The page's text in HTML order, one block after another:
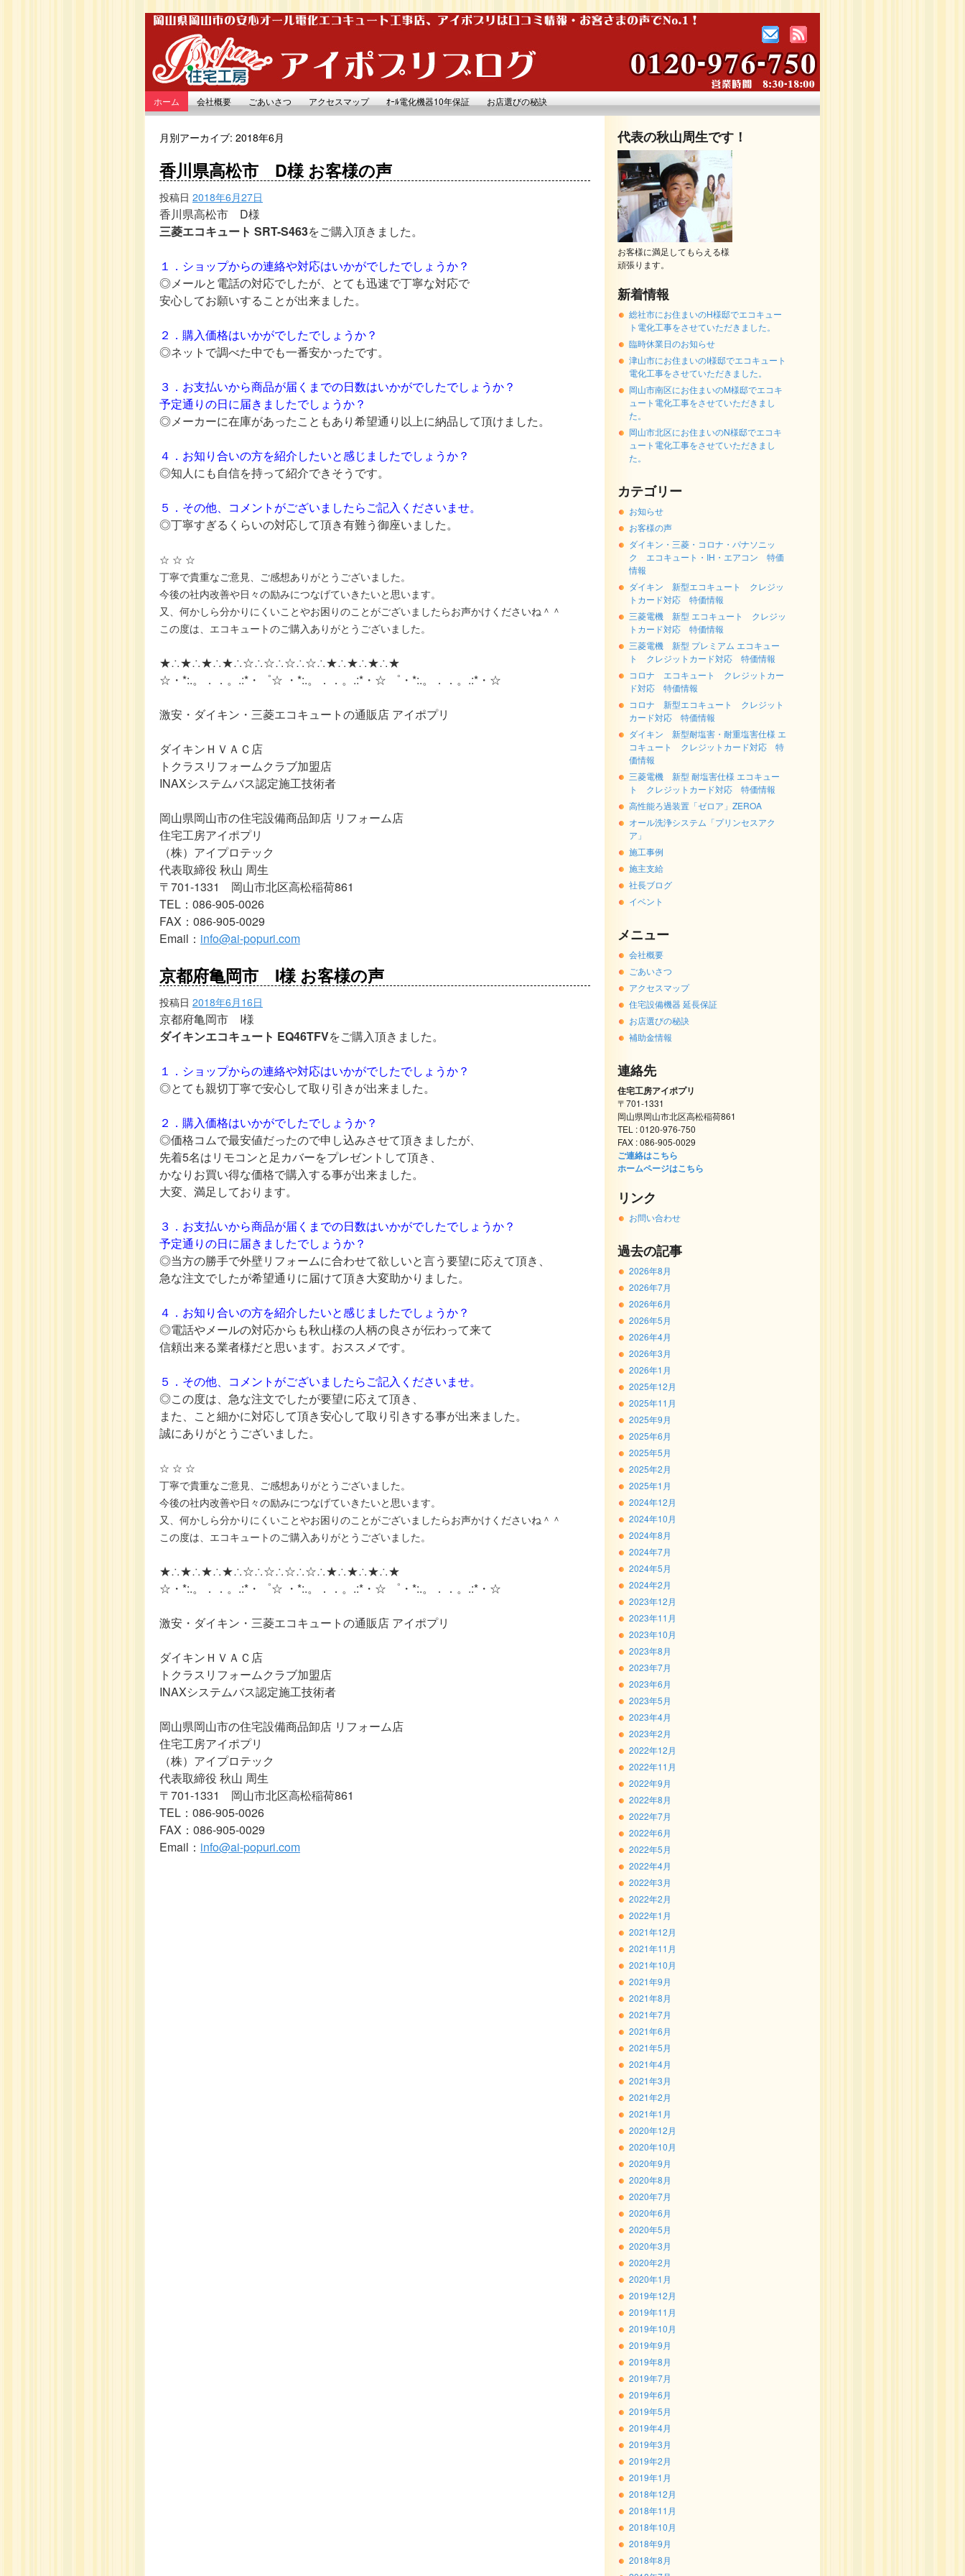
ホーム 会社概要 ごあいさつ アクセスマップ ｵｰﾙ電化機器10年保証 お店選びの秘訣
月別アーカイブ: 2018年6月
香川県高松市 D様 お客様の声
投稿日 2018年6月27日
香川県高松市 D様
三菱エコキュート SRT-S463をご購入頂きました。
１．ショップからの連絡や対応はいかがでしたでしょうか？
◎メールと電話の対応でしたが、とても迅速で丁寧な対応で
安心してお願いすることが出来ました。
２．購入価格はいかがでしたでしょうか？
◎ネットで調べた中でも一番安かったです。
３．お支払いから商品が届くまでの日数はいかがでしたでしょうか？
予定通りの日に届きましたでしょうか？
◎メーカーに在庫があったこともあり希望通り以上に納品して頂けました。
４．お知り合いの方を紹介したいと感じましたでしょうか？
◎知人にも自信を持って紹介できそうです。
５．その他、コメントがございましたらご記入くださいませ。
◎丁寧すぎるくらいの対応して頂き有難う御座いました。
☆ ☆ ☆
丁寧で貴重なご意見、ご感想ありがとうございました。
今後の社内改善や日々の励みにつなげていきたいと思います。
又、何かしら分かりにくいことやお困りのことがございましたらお声かけくださいね＾＾
この度は、エコキュートのご購入ありがとうございました。
★∴★∴★∴★∴☆∴☆∴☆∴☆∴★∴★∴★∴★
☆・*:.。．．。.:*・゜☆ ・*:.。．．。.:*・☆ ゜・*:.。．．。.:*・☆
激安・ダイキン・三菱エコキュートの通販店 アイポプリ
ダイキンＨＶＡＣ店
トクラスリフォームクラブ加盟店
INAXシステムバス認定施工技術者
岡山県岡山市の住宅設備商品卸店 リフォーム店
住宅工房アイポプリ
（株）アイプロテック
代表取締役 秋山 周生
〒701-1331 岡山市北区高松稲荷861
TEL：086-905-0026
FAX：086-905-0029
Email： info@ai-popuri.com
京都府亀岡市 I様 お客様の声
投稿日 2018年6月16日
京都府亀岡市 I様
ダイキンエコキュート EQ46TFVをご購入頂きました。
１．ショップからの連絡や対応はいかがでしたでしょうか？
◎とても親切丁寧で安心して取り引きが出来ました。
２．購入価格はいかがでしたでしょうか？
◎価格コムで最安値だったので申し込みさせて頂きましたが、
先着5名はリモコンと足カバーをプレゼントして頂き、
かなりお買い得な価格で購入する事が出来ました。
大変、満足しております。
３．お支払いから商品が届くまでの日数はいかがでしたでしょうか？
予定通りの日に届きましたでしょうか？
◎当方の勝手で外壁リフォームに合わせて欲しいと言う要望に応えて頂き、
急な注文でしたが希望通りに届けて頂き大変助かりました。
４．お知り合いの方を紹介したいと感じましたでしょうか？
◎電話やメールの対応からも秋山様の人柄の良さが伝わって来て
信頼出来る業者様だと思います。おススメです。
５．その他、コメントがございましたらご記入くださいませ。
◎この度は、急な注文でしたが要望に応えて頂き、
また、こと細かに対応して頂き安心して取り引きする事が出来ました。
誠にありがとうございました。
☆ ☆ ☆
丁寧で貴重なご意見、ご感想ありがとうございました。
今後の社内改善や日々の励みにつなげていきたいと思います。
又、何かしら分かりにくいことやお困りのことがございましたらお声かけくださいね＾＾
この度は、エコキュートのご購入ありがとうございました。
★∴★∴★∴★∴☆∴☆∴☆∴☆∴★∴★∴★∴★
☆・*:.。．．。.:*・゜☆ ・*:.。．．。.:*・☆ ゜・*:.。．．。.:*・☆
激安・ダイキン・三菱エコキュートの通販店 アイポプリ
ダイキンＨＶＡＣ店
トクラスリフォームクラブ加盟店
INAXシステムバス認定施工技術者
岡山県岡山市の住宅設備商品卸店 リフォーム店
住宅工房アイポプリ
（株）アイプロテック
代表取締役 秋山 周生
〒701-1331 岡山市北区高松稲荷861
TEL：086-905-0026
FAX：086-905-0029
Email： info@ai-popuri.com
代表の秋山周生です！
お客様に満足してもらえる様
頑張ります。
新着情報
総社市にお住まいのH様邸でエコキュー
ト電化工事をさせていただきました。
臨時休業日のお知らせ
津山市にお住まいのI様邸でエコキュート
電化工事をさせていただきました。
岡山市南区にお住まいのM様邸でエコキ
ュート電化工事をさせていただきまし
た。
岡山市北区にお住まいのN様邸でエコキ
ュート電化工事をさせていただきまし
た。
カテゴリー
お知らせ
お客様の声
ダイキン・三菱・コロナ・パナソニッ
ク エコキュート・IH・エアコン 特価
情報
ダイキン 新型エコキュート クレジッ
トカード対応 特価情報
三菱電機 新型 エコキュート クレジッ
トカード対応 特価情報
三菱電機 新型 プレミアム エコキュー
ト クレジットカード対応 特価情報
コロナ エコキュート クレジットカー
ド対応 特価情報
コロナ 新型エコキュート クレジット
カード対応 特価情報
ダイキン 新型耐塩害・耐重塩害仕様 エ
コキュート クレジットカード対応 特
価情報
三菱電機 新型 耐塩害仕様 エコキュー
ト クレジットカード対応 特価情報
高性能ろ過装置「ゼロア」ZEROA
オール洗浄システム「プリンセスアク
ア」
施工事例
施主支給
社長ブログ
イベント
メニュー
会社概要
ごあいさつ
アクセスマップ
住宅設備機器 延長保証
お店選びの秘訣
補助金情報
連絡先
住宅工房アイポプリ
〒701-1331
岡山県岡山市北区高松稲荷861
TEL : 0120-976-750
FAX : 086-905-0029
ご連絡はこちら
ホームページはこちら
リンク
お問い合わせ
過去の記事
2026年8月
2026年7月
2026年6月
2026年5月
2026年4月
2026年3月
2026年1月
2025年12月
2025年11月
2025年9月
2025年6月
2025年5月
2025年2月
2025年1月
2024年12月
2024年10月
2024年8月
2024年7月
2024年5月
2024年2月
2023年12月
2023年11月
2023年10月
2023年8月
2023年7月
2023年6月
2023年5月
2023年4月
2023年2月
2022年12月
2022年11月
2022年9月
2022年8月
2022年7月
2022年6月
2022年5月
2022年4月
2022年3月
2022年2月
2022年1月
2021年12月
2021年11月
2021年10月
2021年9月
2021年8月
2021年7月
2021年6月
2021年5月
2021年4月
2021年3月
2021年2月
2021年1月
2020年12月
2020年10月
2020年9月
2020年8月
2020年7月
2020年6月
2020年5月
2020年3月
2020年2月
2020年1月
2019年12月
2019年11月
2019年10月
2019年9月
2019年8月
2019年7月
2019年6月
2019年5月
2019年4月
2019年3月
2019年2月
2019年1月
2018年12月
2018年11月
2018年10月
2018年9月
2018年8月